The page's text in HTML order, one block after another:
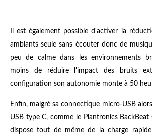
Il est également possible d'activer la
ambiants seule sans écouter donc de
peu de calme dans les environnements
moins de réduire l'impact des bruits
configuration son autonomie monte à 50
Enfin, malgré sa connectique micro-USB
USB type C, comme le Plantronics
dispose tout de même de la charge